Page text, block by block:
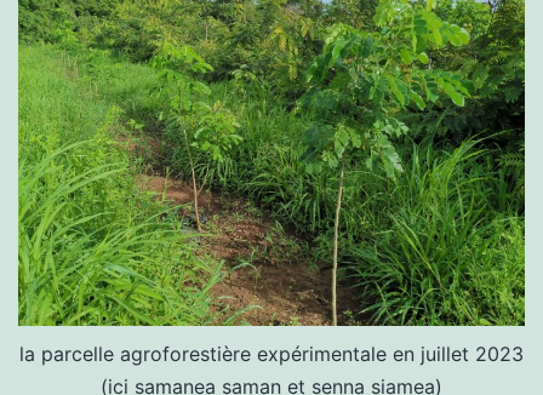
la parcelle agroforestière expérimentale en juillet 2023
(ici samanea saman et senna siamea)